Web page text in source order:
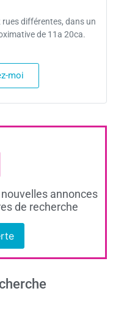
différentes, dans un
de 11a 20ca.
moi
annonces
de recherche